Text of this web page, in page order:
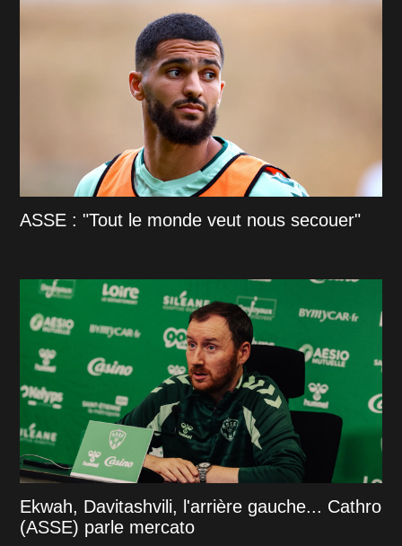
ASSE : "Tout le monde veut nous secouer"
Ekwah, Davitashvili, l'arrière gauche... Cathro
(ASSE) parle mercato